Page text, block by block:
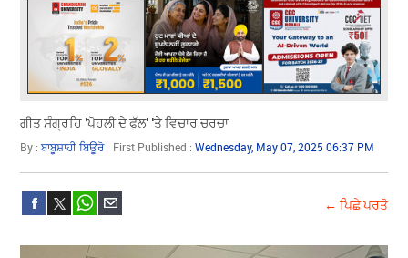
ਗੀਤ ਸੰਗ੍ਰਹਿ 'ਪੋਹਲੀ ਦੇ ਫੁੱਲ' 'ਤੇ ਵਿਚਾਰ ਚਰਚਾ
By :ਬਾਬੂਸ਼ਾਹੀ ਬਿਊਰੋ First Published :Wednesday, May 07, 2025 06:37 PM
← ਪਿਛੇ ਪਰਤੋ